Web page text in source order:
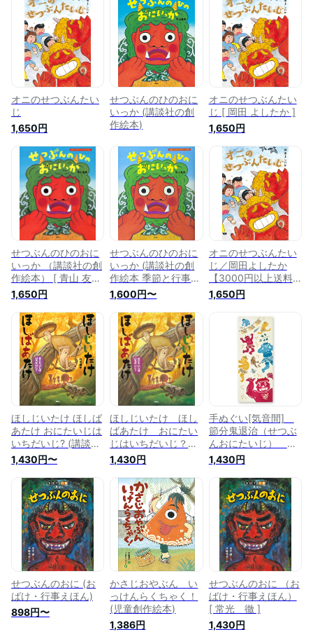
オニのせつぶんたい
じ
1,650円
せつぶんのひのおに
いっか (講談社の創
作絵本)
オニのせつぶんたい
じ [ 岡田 よしたか ]
1,650円
せつぶんのひのおに
いっか （講談社の創
作絵本） [ 青山 友美
]
1,650円
せつぶんのひのおに
いっか (講談社の創
作絵本 季節と行事の
よみきかせ絵本)
1,600円〜
オニのせつぶんたい
じ／岡田よしたか
【3000円以上送料
無料】
1,650円
ほしじいたけ ほしば
あたけ おにたいじは
いちだいじ? (講談社
の創作絵本)
1,430円〜
ほしじいたけ ほし
ばあたけ おにたい
じはいちだいじ？
（講談社の創作絵
本） [ 石川 基子 ]
1,430円
手ぬぐい[気音間]
節分鬼退治（せつぶ
んおにたいじ） 節
分 豆まき 赤鬼
青鬼 黄鬼 犬 手
ぬぐい(手拭い)・風
呂敷(ふろしき)・扇
子専門店
1,430円
せつぶんのおに (お
ばけ・行事えほん)
898円〜
かさじおやぶん い
っけんらくちゃく！
(児童創作絵本)
1,386円
せつぶんのおに （お
ばけ・行事えほん）
[ 常光 徹 ]
1,430円